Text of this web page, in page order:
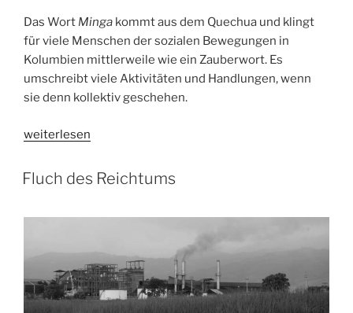
Das Wort Minga kommt aus dem Quechua und klingt
für viele Menschen der sozialen Bewegungen in
Kolumbien mittlerweile wie ein Zauberwort. Es
umschreibt viele Aktivitäten und Handlungen, wenn
sie denn kollektiv geschehen.
„Minga:
Arbeit
weiterlesen
Fluch des Reichtums